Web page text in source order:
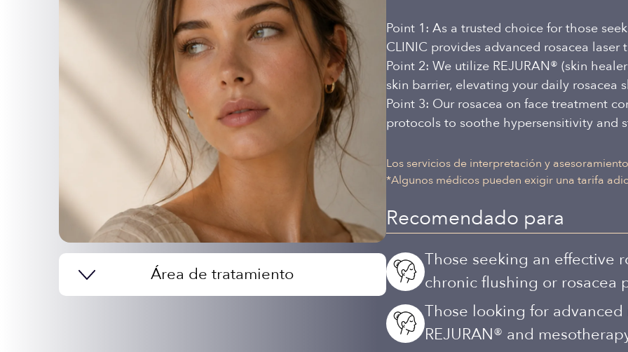
Área de tratamiento
Point 1: As a trusted choice for those
CLINIC provides advanced rosacea
Point 2: We utilize REJURAN® (skin
skin barrier, elevating your daily rosacea
Point 3: Our rosacea on face treatment
protocols to soothe hypersensitivity and
Los servicios de interpretación y
*Algunos médicos pueden exigir una tarifa
Recomendado para
Those seeking an effective
chronic flushing or rosacea
Those looking for
REJURAN® and